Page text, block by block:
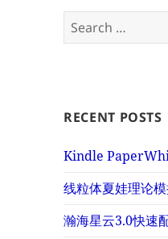
Search
for:
RECENT POSTS
Kindle
线粒体夏娃理论
瀚海星云3.0快速